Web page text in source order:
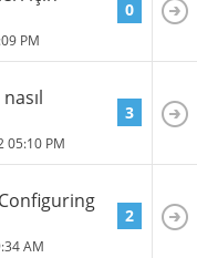
PM
0
05:10 PM
3
AM
2